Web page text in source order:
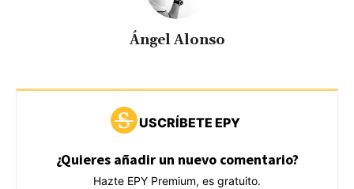
Ángel Alonso
USCRÍBETE EPY
¿Quieres añadir un nuevo comentario?
Hazte EPY Premium, es gratuito.